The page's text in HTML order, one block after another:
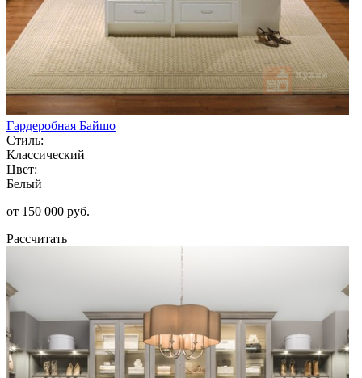
Гардеробная Байшо
Стиль:
Классический
Цвет:
Белый
от 150 000 руб.
Рассчитать